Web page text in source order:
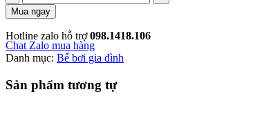
Mua ngay
Hotline zalo hỗ trợ098.1418.106
Chat Zalo mua hàng
Danh mục: Bể bơi gia đình
Sản phẩm tương tự